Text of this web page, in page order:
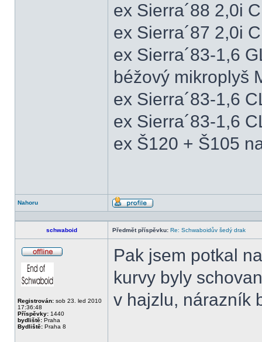
ex Sierra´88 2,0i
ex Sierra´87 2,0i
ex Sierra´83-1,6
béžový mikroplyš
ex Sierra´83-1,6
ex Sierra´83-1,6
ex Š120 + Š105
Nahoru
Profil
schwaboid Předmět příspěvku: Re: Schwaboidův šedý drak
Registrován: sob 23. led 2010
17:36:48
Příspěvky: 1440
bydliště: Praha
Bydliště: Praha 8
Pak jsem potkal
kurvy byly
v hajzlu, nárazník